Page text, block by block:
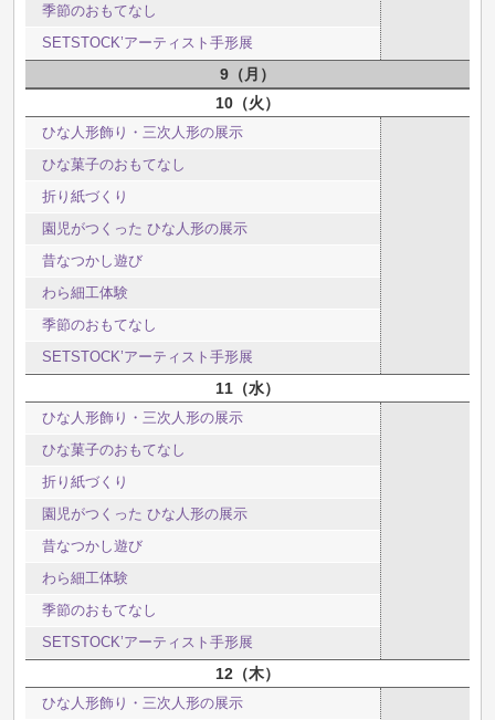
季節のおもてなし
SETSTOCK’アーティスト手形展
9
月
10
火
ひな人形飾り・三次人形の展示
ひな菓子のおもてなし
折り紙づくり
園児がつくった ひな人形の展示
昔なつかし遊び
わら細工体験
季節のおもてなし
SETSTOCK’アーティスト手形展
11 水
ひな人形飾り・三次人形の展示
ひな菓子のおもてなし
折り紙づくり
園児がつくった ひな人形の展示
昔なつかし遊び
わら細工体験
季節のおもてなし
SETSTOCK’アーティスト手形展
12 木
ひな人形飾り・三次人形の展示